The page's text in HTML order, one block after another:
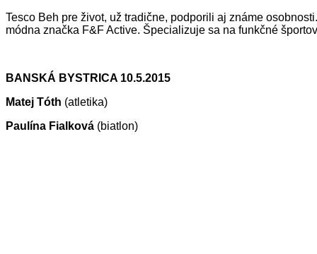
Tesco Beh pre život, už tradične, podporili aj známe
módna značka F&F Active. Špecializuje sa na funkčné
BANSKÁ BYSTRICA 10.5.2015
Matej Tóth (atletika)
Paulína Fialková (biatlon)